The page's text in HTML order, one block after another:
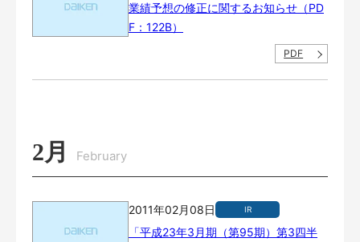
業績予想の修正に関するお知らせ（PD
F：122B）
PDF
2月 February
2011年02月08日 IR
「平成23年3月期（第95期）第3四半